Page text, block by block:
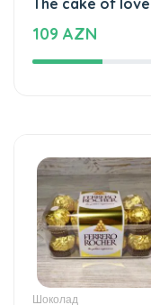
Шоколад
Ferrero Rocher
chocolate
16 AZN